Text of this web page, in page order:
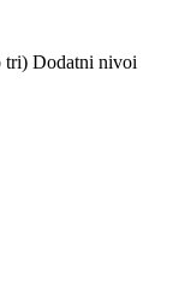
tri) Dodatni nivoi